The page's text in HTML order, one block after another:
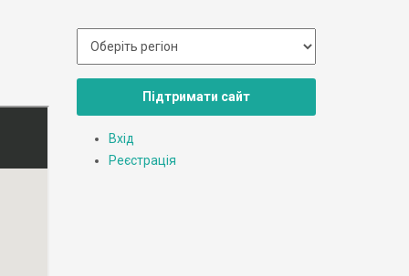
Підтримати сайт
Вхід
Реєстрація